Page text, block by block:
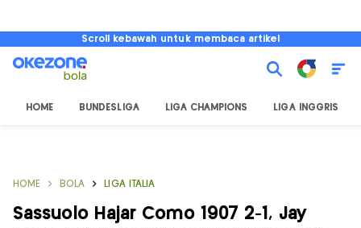
Scroll kebawah untuk membaca artikel
HOME BUNDESLIGA LIGA CHAMPIONS LIGA INGGRIS
HOME BOLA LIGA ITALIA
Sassuolo Hajar Como 1907 2-1, Jay